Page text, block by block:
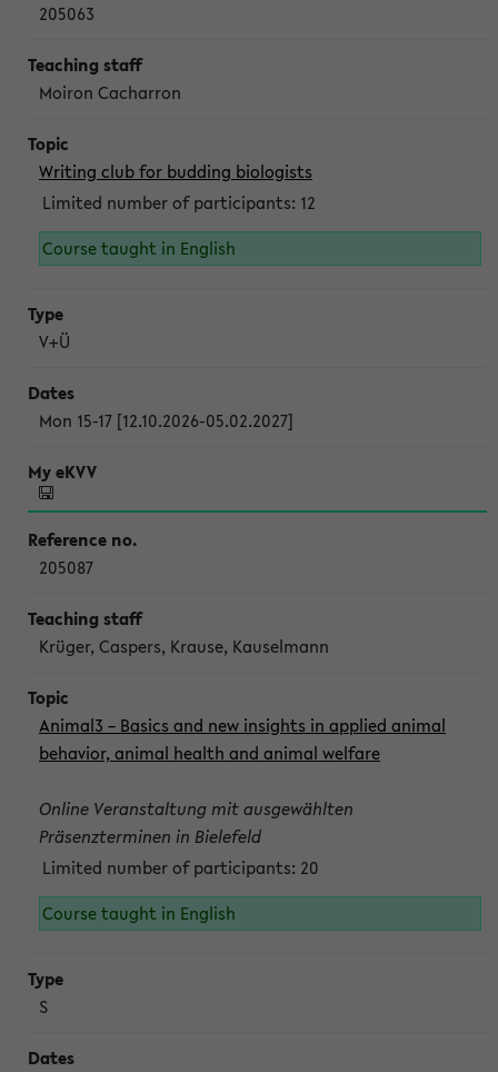
205063
Moiron Cacharron
Writing club for budding biologists
Limited number of participants: 12
Course taught in English
V+Ü
Mon 15-17 [12.10.2026-05.02.2027]
205087
Krüger, Caspers, Krause, Kauselmann
Animal3 – Basics and new insights in applied animal
behavior, animal health and animal welfare
Online Veranstaltung mit ausgewählten
Präsenzterminen in Bielefeld
Limited number of participants: 20
Course taught in English
S